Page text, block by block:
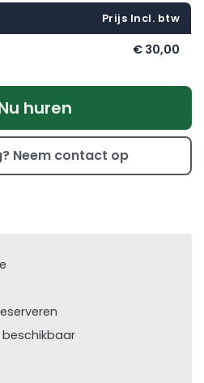
Prijs Incl. btw
€ 30,00
huren
Neem contact op